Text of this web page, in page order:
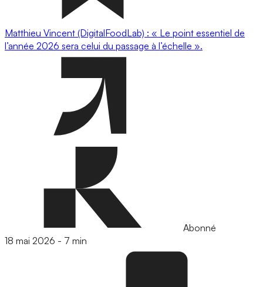
Matthieu Vincent (DigitalFoodLab) : « Le point essentiel de
l’année 2026 sera celui du passage à l’échelle ».
Abonné
18 mai 2026 - 7 min